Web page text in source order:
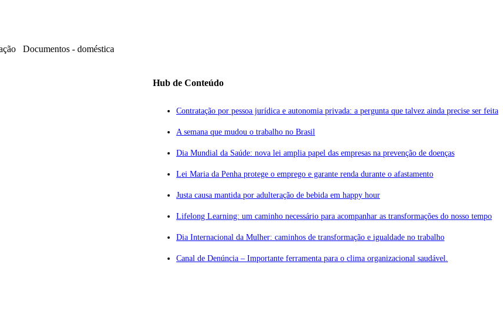
Documentos - doméstica
Hub de Conteúdo
Contratação por pessoa jurídica e autonomia privada: a pergunta que talvez ainda precise ser feita
A semana que mudou o trabalho no Brasil
Dia Mundial da Saúde: nova lei amplia papel das empresas na prevenção de doenças
Lei Maria da Penha protege o emprego e garante renda durante o afastamento
Justa causa mantida por adulteração de bebida em happy hour
Lifelong Learning: um caminho necessário para acompanhar as transformações do nosso tempo
Dia Internacional da Mulher: caminhos de transformação e igualdade no trabalho
Canal de Denúncia – Importante ferramenta para o clima organizacional saudável.